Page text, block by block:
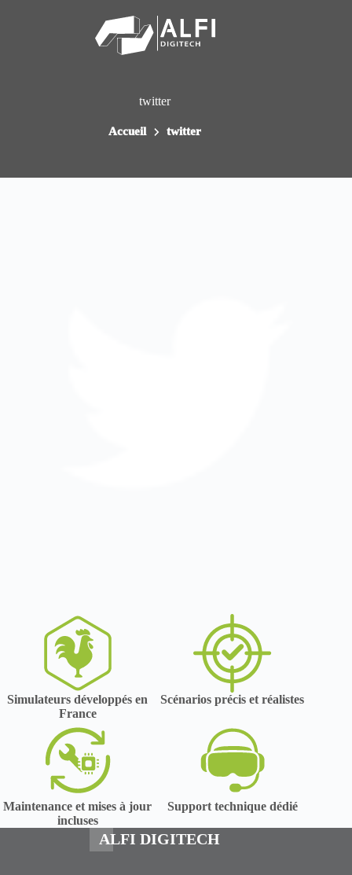
twitter
Accueil twitter
Simulateurs développés en
France
Scénarios précis et réalistes
Maintenance et mises à jour
incluses
Support technique dédié
ALFI DIGITECH